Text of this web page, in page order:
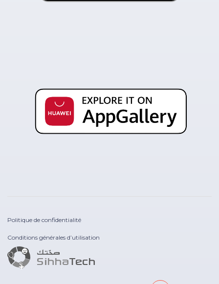
Politique de confidentialité
Conditions générales d’utilisation